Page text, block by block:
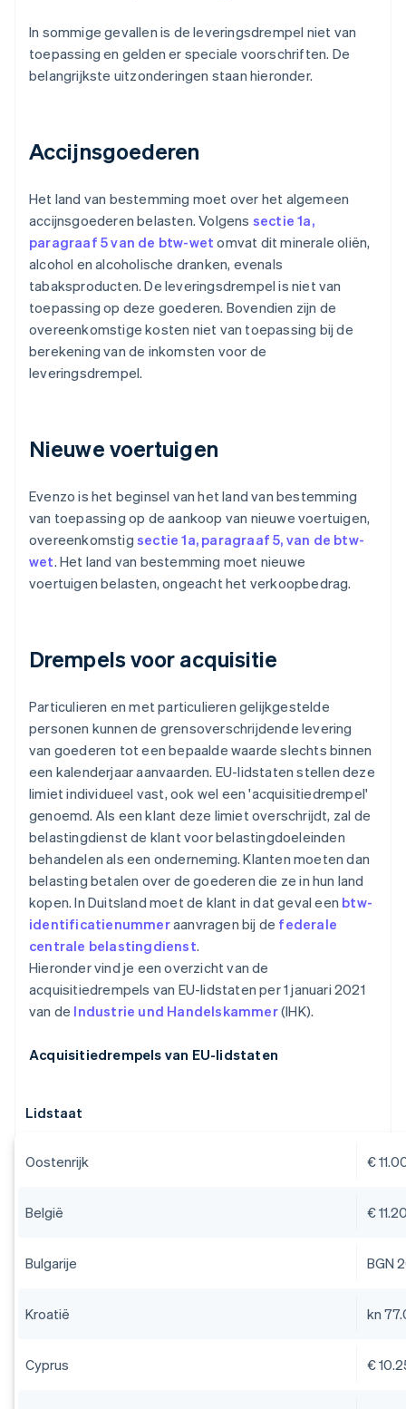
In sommige gevallen is de leveringsdrempel niet van
toepassing en gelden er speciale voorschriften. De
belangrijkste uitzonderingen staan hieronder.
Accijnsgoederen
Het land van bestemming moet over het algemeen
accijnsgoederen belasten. Volgens sectie 1a,
paragraaf 5 van de btw-wet omvat dit minerale oliën,
alcohol en alcoholische dranken, evenals
tabaksproducten. De leveringsdrempel is niet van
toepassing op deze goederen. Bovendien zijn de
overeenkomstige kosten niet van toepassing bij de
berekening van de inkomsten voor de
leveringsdrempel.
Nieuwe voertuigen
Evenzo is het beginsel van het land van bestemming
van toepassing op de aankoop van nieuwe voertuigen,
overeenkomstig sectie 1a, paragraaf 5, van de btw-
wet. Het land van bestemming moet nieuwe
voertuigen belasten, ongeacht het verkoopbedrag.
Drempels voor acquisitie
Particulieren en met particulieren gelijkgestelde
personen kunnen de grensoverschrijdende levering
van goederen tot een bepaalde waarde slechts binnen
een kalenderjaar aanvaarden. EU-lidstaten stellen deze
limiet individueel vast, ook wel een 'acquisitiedrempel'
genoemd. Als een klant deze limiet overschrijdt, zal de
belastingdienst de klant voor belastingdoeleinden
behandelen als een onderneming. Klanten moeten dan
belasting betalen over de goederen die ze in hun land
kopen. In Duitsland moet de klant in dat geval een btw-
identificatienummeraanvragen bij de federale
centrale belastingdienst.
Hieronder vind je een overzicht van de
acquisitiedrempels van EU-lidstaten per 1 januari 2021
van de Industrie und Handelskammer(IHK).
Acquisitiedrempels van EU-lidstaten
Lidstaat
Oostenrijk €
België €
Bulgarije BGN
Kroatië kn
Cyprus €